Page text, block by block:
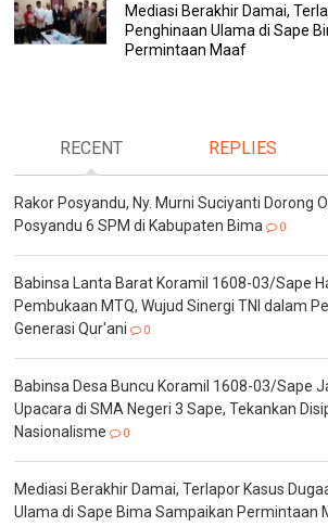
Mediasi Berakhir Damai,
Penghinaan Ulama di Sape
Permintaan Maaf
RECENT REPLIES
Rakor Posyandu, Ny. Murni Suciyanti Dorong
Posyandu 6 SPM di Kabupaten Bima
0
Babinsa Lanta Barat Koramil 1608-03/Sape
Pembukaan MTQ, Wujud Sinergi TNI dalam
Generasi Qur'ani
0
Babinsa Desa Buncu Koramil 1608-03/Sape
Upacara di SMA Negeri 3 Sape, Tekankan
Nasionalisme
0
Mediasi Berakhir Damai, Terlapor Kasus
Ulama di Sape Bima Sampaikan Permintaan